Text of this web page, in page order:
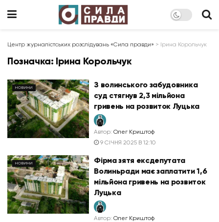
Центр журналістських розслідувань «Сила правди» > Ірина Корольчук
Позначка: Ірина Корольчук
НОВИНИ
З волинського забудовника
суд стягнув 2,3 мільйона
гривень на розвиток Луцька
Автор: Олег Криштоф
9 СІЧНЯ 2025 В 12:10
НОВИНИ
Фірма зятя ексдепутата
Волиньради має заплатити 1,6
мільйона гривень на розвиток
Луцька
Автор: Олег Криштоф